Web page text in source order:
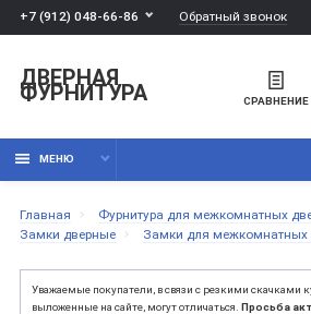
+7 (912) 048-66-86 Обратный звонок
ДВЕРНАЯ
ФУРНИТУРА СРАВНЕНИЕ
МЕНЮ
Главная
Фурнитура для межкомнатных
Замки дверные
Замки для межкомнатных
Уважаемые покупатели, в связи с резкими скачками
выложенные на сайте, могут отличаться. Просьба